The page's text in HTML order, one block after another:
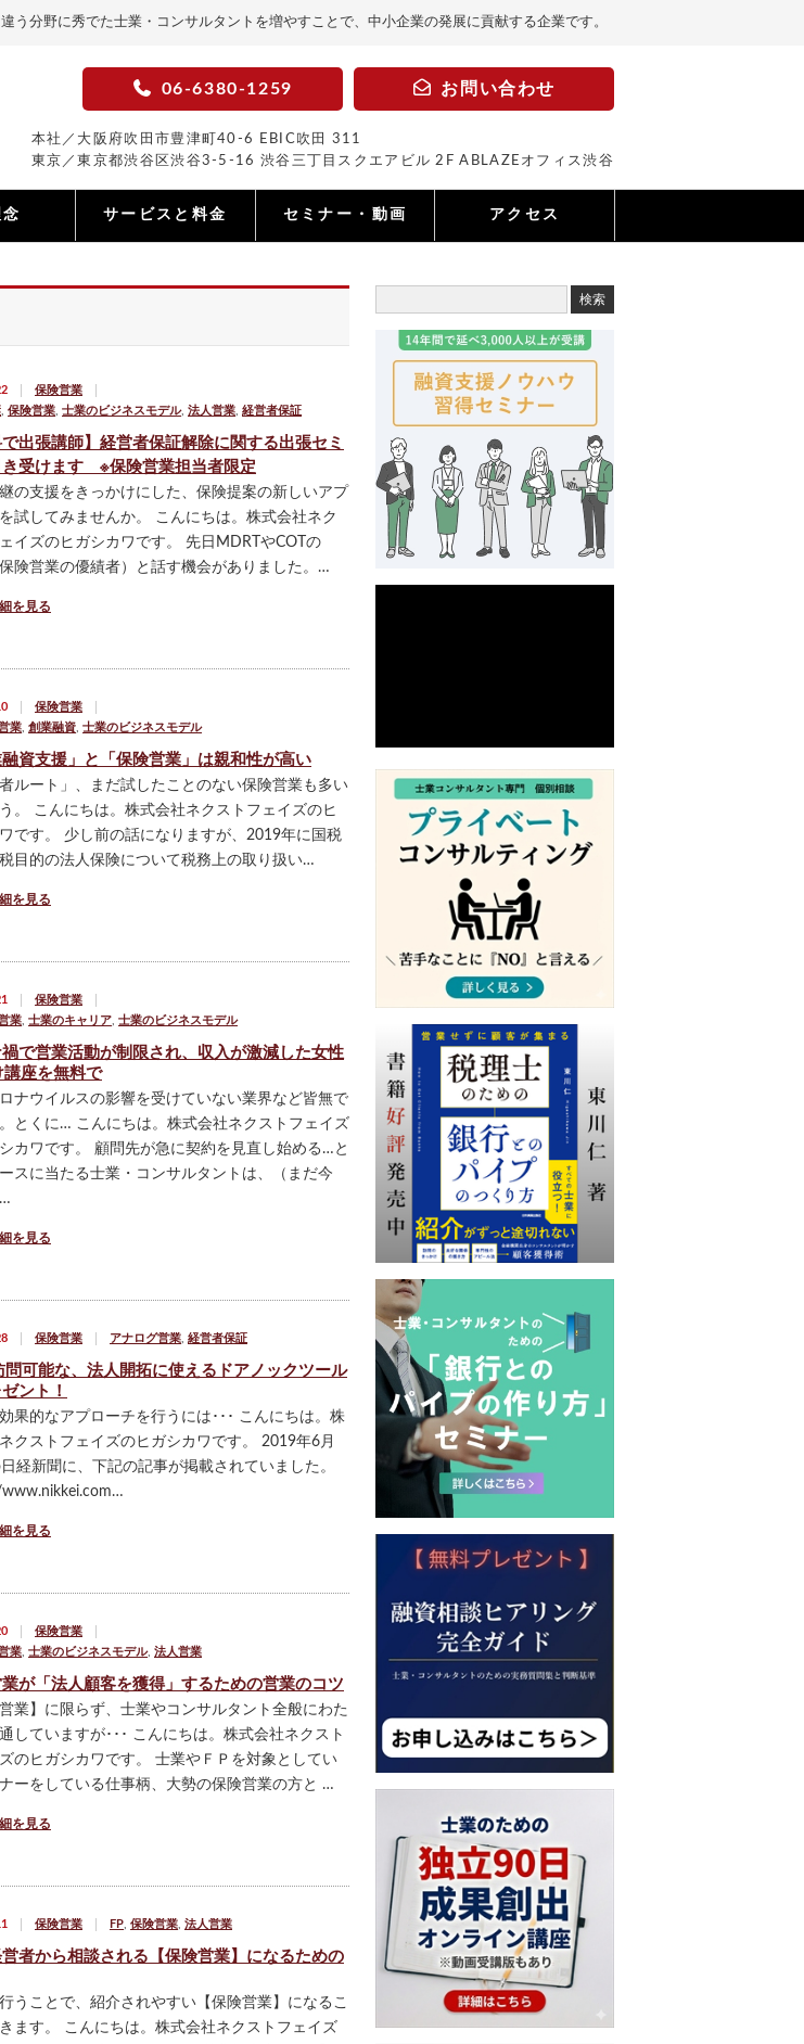
う分野に秀でた士業・コンサルタントを増やすことで、中小企業の発展に貢献する企業です。
06-6380-1259 お問い合わせ
本社／大阪府吹田市豊津町40-6 EBIC吹田 311
東京／東京都渋谷区渋谷3-5-16 渋谷三丁目スクエアビル 2F ABLAZEオフィス渋谷
サービスと料金 セミナー・動画 アクセス
保険営業
保険営業 士業のビジネスモデル, 法人営業 経営者保証
で出張講師】経営者保証解除に関する出張セミ
き受けます ※保険営業担当者限定
の支援をきっかけにした、保険提案の新しいアプ
試してみませんか。 こんにちは。株式会社ネク
イズのヒガシカワです。 先日MDRTやCOTの
険営業の優績者）と話す機会がありました。…
を見る
保険営業
業 創業融資 士業のビジネスモデル
融資支援」と「保険営業」は親和性が高い
者ルート」、まだ試したことのない保険営業も多い
。 こんにちは。株式会社ネクストフェイズのヒ
です。 少し前の話になりますが、2019年に国税
目的の法人保険について税務上の取り扱い…
を見る
保険営業
業 士業のキャリア 士業のビジネスモデル
禍で営業活動が制限され、収入が激減した女性
講座を無料で
ナウイルスの影響を受けていない業界など皆無で
とくに… こんにちは。株式会社ネクストフェイズ
カワです。 顧問先が急に契約を見直し始める…と
スに当たる士業・コンサルタントは、（まだ今
を見る
保険営業 アナログ営業 経営者保証
問可能な、法人開拓に使えるドアノックツール
ント！
果的なアプローチを行うには･･･ こんにちは。株
クストフェイズのヒガシカワです。 2019年6月
経新聞に、下記の記事が掲載されていました。
を見る
保険営業
業 士業のビジネスモデル, 法人営業
が「法人顧客を獲得」するための営業のコツ
営業】に限らず、士業やコンサルタント全般にわた
していますが･･･ こんにちは。株式会社ネクスト
のヒガシカワです。 士業やＦＰを対象としてい
ーをしている仕事柄、大勢の保険営業の方と …
を見る
保険営業 FP 保険営業 法人営業
者から相談される【保険営業】になるための
うことで、紹介されやすい【保険営業】になるこ
ます。 こんにちは。株式会社ネクストフェイズ